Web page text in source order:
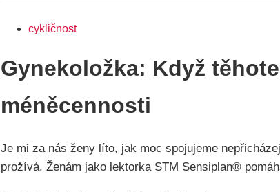
cykličnost
Gynekoložka: Když
méněcennosti
Je mi za nás ženy líto, jak moc spojujeme
prožívá. Ženám jako lektorka STM Sensiplan®